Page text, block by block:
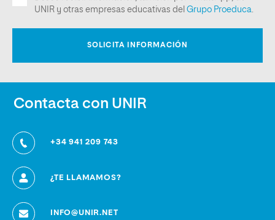
Contacta con UNIR
+34 941 209 743
¿TE LLAMAMOS?
INFO@UNIR.NET